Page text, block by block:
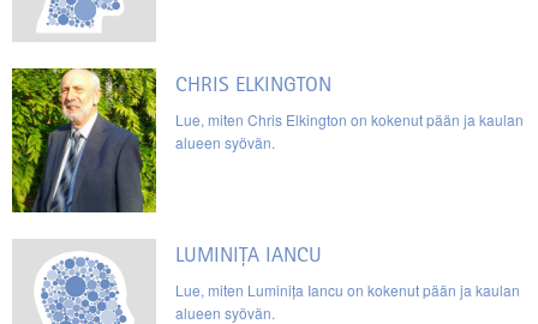
CHRIS ELKINGTON
Lue, miten Chris Elkington on kokenut pään ja kaulan
alueen syövän.
LUMINIȚA IANCU
Lue, miten Luminița Iancu on kokenut pään ja kaulan
alueen syövän.